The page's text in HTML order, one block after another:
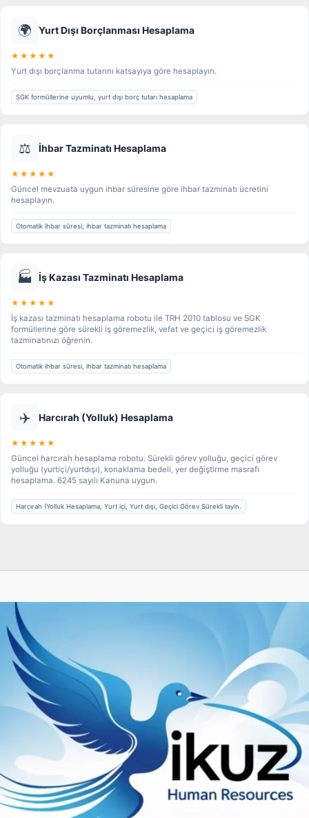
🌍 Yurt Dışı Borçlanması Hesaplama
★★★★★
Yurt dışı borçlanma tutarını katsayıya göre hesaplayın.
SGK formüllerine uyumlu, yurt dışı borç tutarı hesaplama
⚖️ İhbar Tazminatı Hesaplama
★★★★★
Güncel mevzuata uygun ihbar süresine göre ihbar tazminatı ücretini
hesaplayın.
Otomatik ihbar süresi, ihbar tazminatı hesaplama
🏭 İş Kazası Tazminatı Hesaplama
★★★★★
İş kazası tazminatı hesaplama robotu ile TRH 2010 tablosu ve SGK
formüllerine göre sürekli iş göremezlik, vefat ve geçici iş göremezlik
tazminatınızı öğrenin.
Otomatik ihbar süresi, ihbar tazminatı hesaplama
✈️ Harcırah (Yolluk) Hesaplama
★★★★★
Güncel harcırah hesaplama robotu. Sürekli görev yolluğu, geçici görev
yolluğu (yurtiçi/yurtdışı), konaklama bedeli, yer değiştirme masrafı
hesaplama. 6245 sayılı Kanuna uygun.
Harcırah (Yolluk Hesaplama, Yurt içi, Yurt dışı, Geçici Görev Sürekli tayin.